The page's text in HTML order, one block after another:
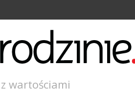
wartościami